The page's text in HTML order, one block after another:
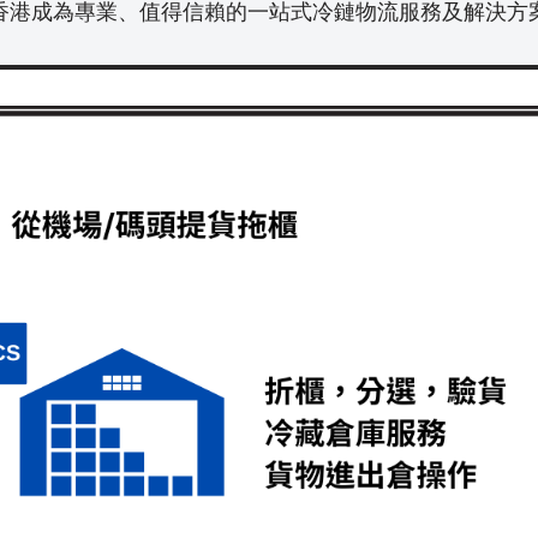
港成為專業、值得信賴的一站式冷鏈物流服務及解決方